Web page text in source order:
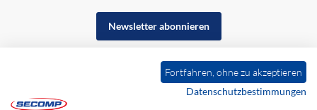
Newsletter abonnieren
Fortfahren, ohne zu akzeptieren
Datenschutzbestimmungen